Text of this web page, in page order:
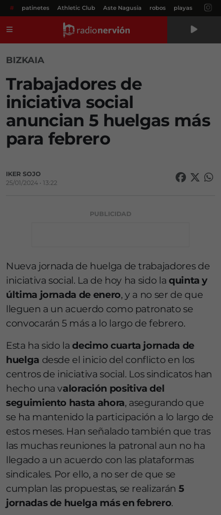
# patinetes Athletic Club Aste Nagusia robos playas
BIZKAIA
Trabajadores de
iniciativa social
anuncian 5 huelgas más
para febrero
IKER SOJO
25/01/2024 • 13:22
PUBLICIDAD
Nueva jornada de huelga de trabajadores de
iniciativa social. La de hoy ha sido la quinta y
última jornada de enero, y a no ser de que
lleguen a un acuerdo como patronato se
convocarán 5 más a lo largo de febrero.
Esta ha sido ladecimo cuarta jornada de
huelga desde el inicio del conflicto en los
centros de iniciativa social. Los sindicatos han
hecho una valoración positiva del
seguimiento hasta ahora, asegurando que
se ha mantenido la participación a lo largo de
estos meses. Han señalado también que tras
las muchas reuniones la patronal aun no ha
llegado a un acuerdo con las plataformas
sindicales. Por ello, a no ser de que se
cumplan las propuestas, se realizarán 5
jornadas de huelga más en febrero.